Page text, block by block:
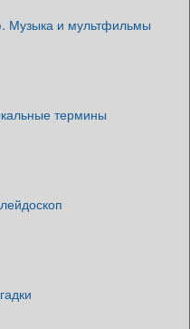
Музыка и мультфильмы
термины